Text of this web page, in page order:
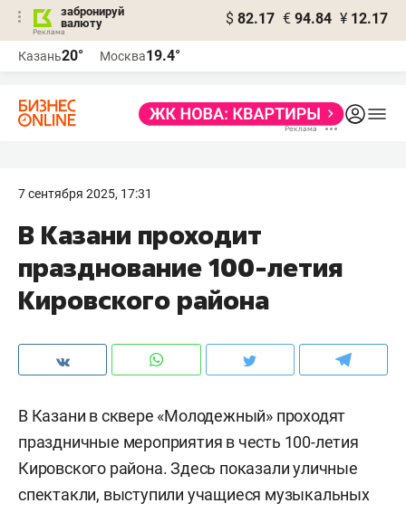
забронируй
валюту
$ 82.17 € 94.84 ¥ 12.17
Казань20° Москва19.4°
7 сентября 2025, 17:31
В Казани проходит
празднование 100-летия
Кировского района
В Казани в сквере «Молодежный» проходят
праздничные мероприятия в честь 100-летия
Кировского района. Здесь показали уличные
спектакли, выступили учащиеся музыкальных